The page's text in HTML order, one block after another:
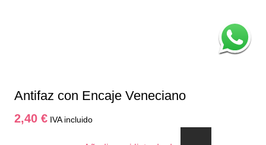
Antifaz con Encaje Veneciano
2,40 € IVA incluido